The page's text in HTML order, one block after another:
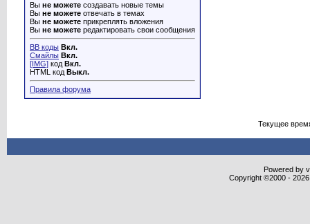
Вы не можете создавать новые темы
Вы не можете отвечать в темах
Вы не можете прикреплять вложения
Вы не можете редактировать свои сообщения
BB коды Вкл.
Смайлы Вкл.
[IMG] код Вкл.
HTML код Выкл.
Правила форума
Текущее
Powered by
Copyright ©2000 -